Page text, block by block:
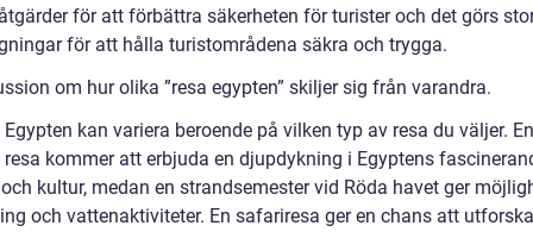
för att förbättra säkerheten för turister och det görs
för att hålla turistområdena säkra och trygga.
om hur olika ”resa egypten” skiljer sig från varandra.
kan variera beroende på vilken typ av resa du väljer. En
kommer att erbjuda en djupdykning i Egyptens
kultur, medan en strandsemester vid Röda havet ger
och vattenaktiviteter. En safariresa ger en chans att